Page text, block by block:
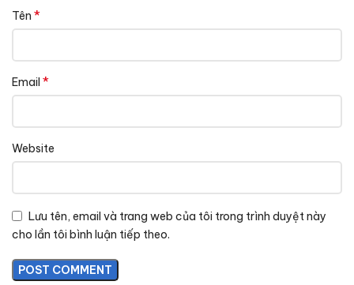
Tên *
Email *
Website
Lưu tên, email và trang web của tôi trong trình duyệt này
cho lần tôi bình luận tiếp theo.